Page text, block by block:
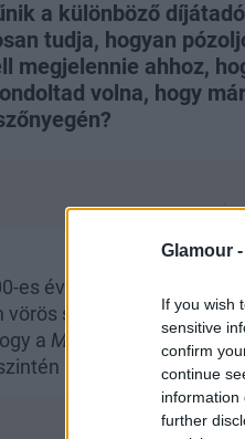
Glamour -
If you wish
sensitive
confirm
continue
information
further
a különböző
tudja, hogyan
megjelennie ahhoz,
volna, hogy
es évek egyik
vörös szőnyeges
a Mr. és Mrs. Smith
Hollywood egyik